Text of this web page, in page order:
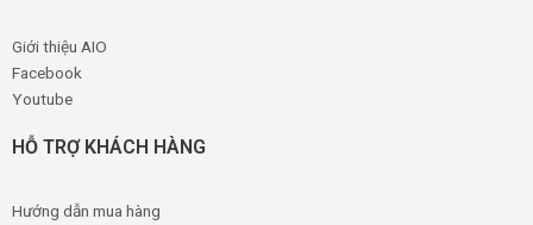
Giới thiệu AIO
Facebook
Youtube
HỖ TRỢ KHÁCH HÀNG
Hướng dẫn mua hàng